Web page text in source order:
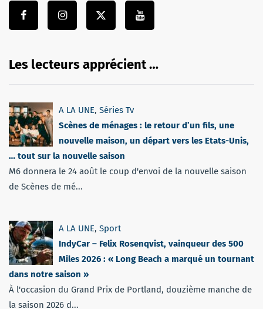
Les lecteurs apprécient …
A LA UNE, Séries Tv
Scènes de ménages : le retour d’un fils, une
nouvelle maison, un départ vers les Etats-Unis,
… tout sur la nouvelle saison
M6 donnera le 24 août le coup d'envoi de la nouvelle saison
de Scènes de mé...
A LA UNE, Sport
IndyCar – Felix Rosenqvist, vainqueur des 500
Miles 2026 : « Long Beach a marqué un tournant
dans notre saison »
À l'occasion du Grand Prix de Portland, douzième manche de
la saison 2026 d...